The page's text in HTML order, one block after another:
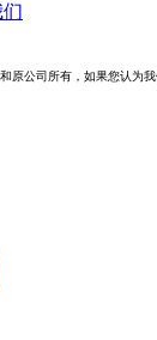
公司所有，如果您认为